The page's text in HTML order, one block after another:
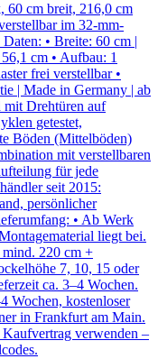
60 cm breit, 216,0 cm
im 32-mm-
• Breite: 60 cm |
cm • Aufbau: 1
frei verstellbar •
| Made in Germany | ab
Drehtüren auf
getestet,
Böden (Mittelböden)
mit verstellbaren
für jede
seit 2015:
persönlicher
• Ab Werk
liegt bei.
mind. 220 cm +
7, 10, 15 oder
ca. 3–4 Wochen.
Wochen, kostenloser
in Frankfurt am Main.
verwenden –